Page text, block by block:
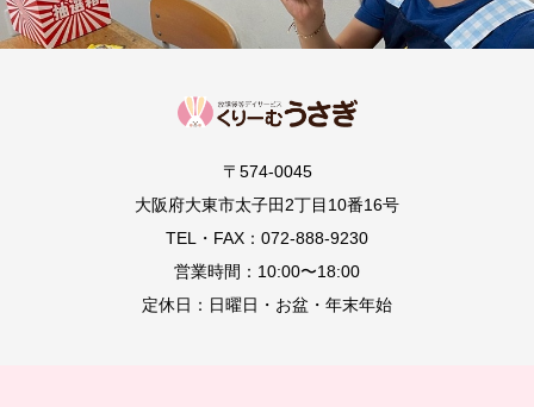
〒574-0045
大阪府大東市太子田2丁目10番16号
TEL・FAX：072-888-9230
営業時間：10:00〜18:00
定休日：日曜日・お盆・年末年始